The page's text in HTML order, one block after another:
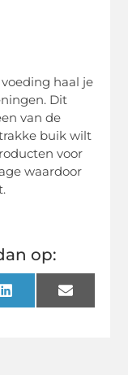
haal je
Dit
van de
buik wilt
voor
waardoor
op:
LinkedInEmail